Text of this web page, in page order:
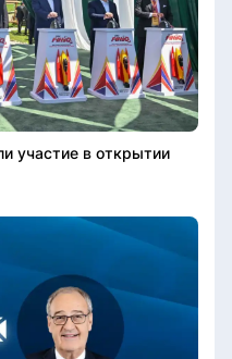
участие в открытии